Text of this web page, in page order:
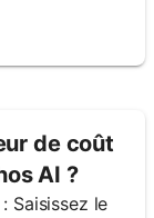
de coût
AI ?
Saisissez le